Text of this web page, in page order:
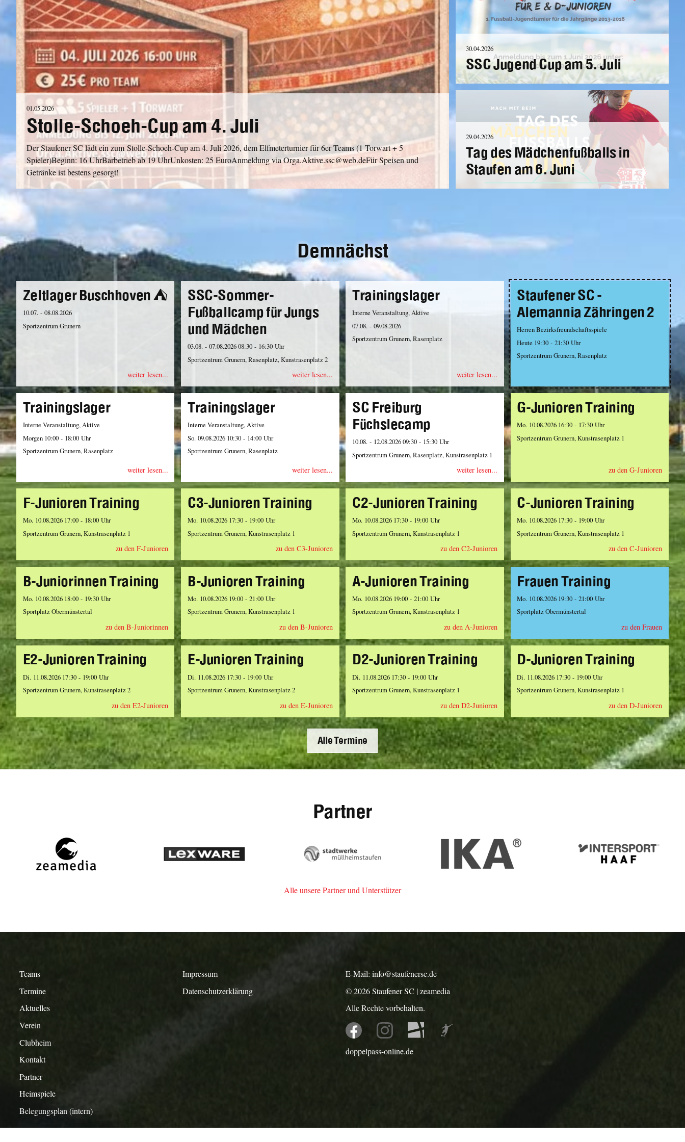
01.05.2026
Stolle-Schoeh-Cup am 4. Juli
Der Staufener SC lädt ein zum Stolle-Schoeh-Cup am 4. Juli 2026, dem Elfmeterturnier für 6er Teams (1 Torwart + 5
Spieler)Beginn: 16 UhrBarbetrieb ab 19 UhrUnkosten: 25 EuroAnmeldung via Orga.Aktive.ssc@web.deFür Speisen und
Getränke ist bestens gesorgt!
30.04.2026
SSC Jugend Cup am 5. Juli
29.04.2026
Tag des Mädchenfußballs in
Staufen am 6. Juni
Demnächst
Zeltlager Buschhoven ⛺️
10.07. - 08.08.2026
Sportzentrum Grunern
weiter lesen...
SSC-Sommer-
Fußballcamp für Jungs
und Mädchen
03.08. - 07.08.2026 08:30 - 16:30 Uhr
Sportzentrum Grunern, Rasenplatz, Kunstrasenplatz 2
weiter lesen...
Trainingslager
Interne Veranstaltung, Aktive
07.08. - 09.08.2026
Sportzentrum Grunern, Rasenplatz
weiter lesen...
Staufener SC -
Alemannia Zähringen 2
Herren Bezirksfreundschaftsspiele
Heute 19:30 - 21:30 Uhr
Sportzentrum Grunern, Rasenplatz
Trainingslager
Interne Veranstaltung, Aktive
Morgen 10:00 - 18:00 Uhr
Sportzentrum Grunern, Rasenplatz
weiter lesen...
Trainingslager
Interne Veranstaltung, Aktive
So. 09.08.2026 10:30 - 14:00 Uhr
Sportzentrum Grunern, Rasenplatz
weiter lesen...
SC Freiburg
Füchslecamp
10.08. - 12.08.2026 09:30 - 15:30 Uhr
Sportzentrum Grunern, Rasenplatz, Kunstrasenplatz 1
weiter lesen...
G-Junioren Training
Mo. 10.08.2026 16:30 - 17:30 Uhr
Sportzentrum Grunern, Kunstrasenplatz 1
zu den G-Junioren
F-Junioren Training
Mo. 10.08.2026 17:00 - 18:00 Uhr
Sportzentrum Grunern, Kunstrasenplatz 1
zu den F-Junioren
C3-Junioren Training
Mo. 10.08.2026 17:30 - 19:00 Uhr
Sportzentrum Grunern, Kunstrasenplatz 1
zu den C3-Junioren
C2-Junioren Training
Mo. 10.08.2026 17:30 - 19:00 Uhr
Sportzentrum Grunern, Kunstrasenplatz 1
zu den C2-Junioren
C-Junioren Training
Mo. 10.08.2026 17:30 - 19:00 Uhr
Sportzentrum Grunern, Kunstrasenplatz 1
zu den C-Junioren
B-Juniorinnen Training
Mo. 10.08.2026 18:00 - 19:30 Uhr
Sportplatz Obermünstertal
zu den B-Juniorinnen
B-Junioren Training
Mo. 10.08.2026 19:00 - 21:00 Uhr
Sportzentrum Grunern, Kunstrasenplatz 1
zu den B-Junioren
A-Junioren Training
Mo. 10.08.2026 19:00 - 21:00 Uhr
Sportzentrum Grunern, Kunstrasenplatz 1
zu den A-Junioren
Frauen Training
Mo. 10.08.2026 19:30 - 21:00 Uhr
Sportplatz Obermünstertal
zu den Frauen
E2-Junioren Training
Di. 11.08.2026 17:30 - 19:00 Uhr
Sportzentrum Grunern, Kunstrasenplatz 2
zu den E2-Junioren
E-Junioren Training
Di. 11.08.2026 17:30 - 19:00 Uhr
Sportzentrum Grunern, Kunstrasenplatz 2
zu den E-Junioren
D2-Junioren Training
Di. 11.08.2026 17:30 - 19:00 Uhr
Sportzentrum Grunern, Kunstrasenplatz 1
zu den D2-Junioren
D-Junioren Training
Di. 11.08.2026 17:30 - 19:00 Uhr
Sportzentrum Grunern, Kunstrasenplatz 1
zu den D-Junioren
Alle Termine
Partner
zeamedia,
Werbeagentur
aus
Staufen
Müllheim-
Staufen
IKA
Haaf
Alle unsere Partner und Unterstützer
Teams
Termine
Aktuelles
Verein
Clubheim
Kontakt
Partner
Heimspiele
Belegungsplan (intern)
Impressum
Datenschutzerklärung
E-Mail:info@staufenersc.de
© 2026Staufener SC |zeamedia
Alle Rechte vorbehalten.
doppelpass-online.de